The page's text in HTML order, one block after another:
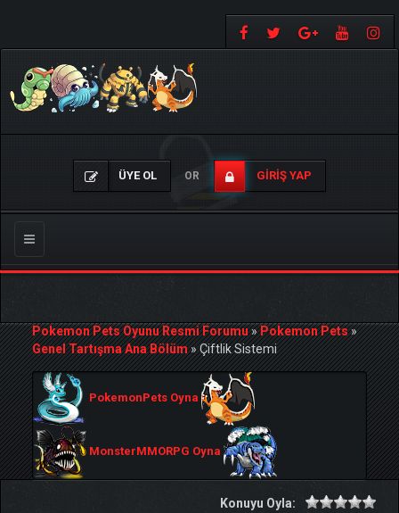
ÜYE OL OR GIRIŞ YAP
Gezinmeyi
Değiştir
Pokemon Pets Oyunu Resmi Forumu»Pokemon Pets»
Genel Tartışma Ana Bölüm»Çiftlik Sistemi
PokemonPets Oyna
MonsterMMORPG Oyna
Konuyu Oyla: